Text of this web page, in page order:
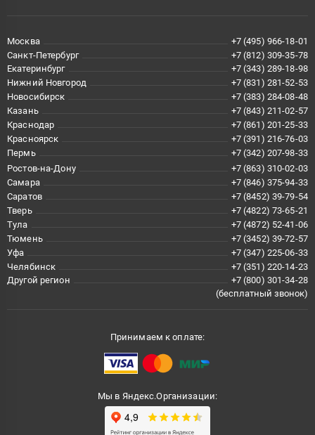
Москва
+7 (495) 966-18-01
Санкт-Петербург
+7 (812) 309-35-78
Екатеринбург
+7 (343) 289-18-98
Нижний Новгород
+7 (831) 281-52-53
Новосибирск
+7 (383) 284-08-48
Казань
+7 (843) 211-02-57
Краснодар
+7 (861) 201-25-33
Красноярск
+7 (391) 216-76-03
Пермь
+7 (342) 207-98-33
Ростов-на-Дону
+7 (863) 310-02-03
Самара
+7 (846) 375-94-33
Саратов
+7 (8452) 39-79-54
Тверь
+7 (4822) 73-65-21
Тула
+7 (4872) 52-41-06
Тюмень
+7 (3452) 39-72-57
Уфа
+7 (347) 225-06-33
Челябинск
+7 (351) 220-14-23
Другой регион
+7 (800) 301-34-28
(бесплатный звонок)
Принимаем к оплате:
Мы в Яндекс.Организации: